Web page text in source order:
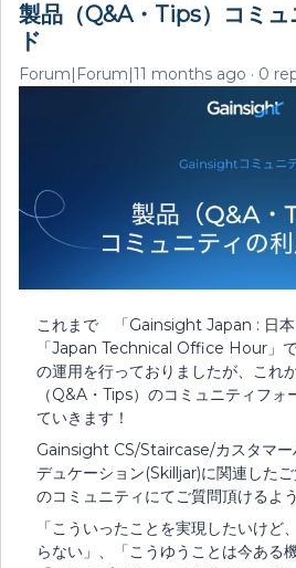
製品（Q&A・Tips）コミュ
ド
Forum|Forum|11 months ago 0
これまで 「Gainsight Japan : 日本
「Japan Technical Office Hour」
の運用を行っておりましたが、これ
（Q&A・Tips）のコミュニティフォ
ていきます！
Gainsight CS/Staircase/カスタマー
デュケーション(Skilljar)に関連した
のコミュニティにてご質問頂けるよ
「こういったことを実現したいけど
らない」、「こうゆうことは今ある